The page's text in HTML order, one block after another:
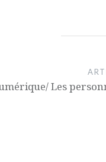
Les